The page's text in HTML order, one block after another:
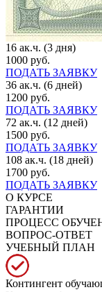
16 ак.ч. (3 дня)
1000 руб.
ПОДАТЬ ЗАЯВКУ
36 ак.ч. (6 дней)
1200 руб.
ПОДАТЬ ЗАЯВКУ
72 ак.ч. (12 дней)
1500 руб.
ПОДАТЬ ЗАЯВКУ
108 ак.ч. (18 дней)
1700 руб.
ПОДАТЬ ЗАЯВКУ
О КУРСЕ
ГАРАНТИИ
ПРОЦЕСС
ВОПРОС-ОТВЕТ
УЧЕБНЫЙ ПЛАН
Контингент